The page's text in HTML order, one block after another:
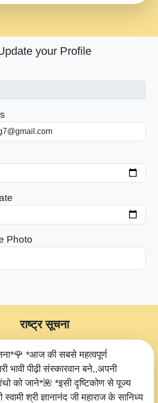
your Profile
Photo
*आज की सबसे महत्वपूर्ण
भावी पीढ़ी संस्कारवान बने,,अपनी
को जाने*🌺 *इसी दृष्टिकोण से पूज्य
स्वामी श्री ज्ञानानंद जी महाराज के सानिध्य
राष्ट्र सूचना